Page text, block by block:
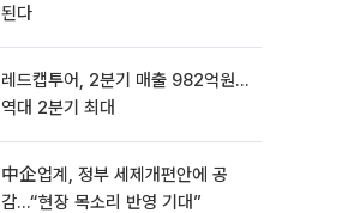
된다
레드캡투어, 2분기 매출 982억원…
역대 2분기 최대
中企업계, 정부 세제개편안에 공
감…“현장 목소리 반영 기대”